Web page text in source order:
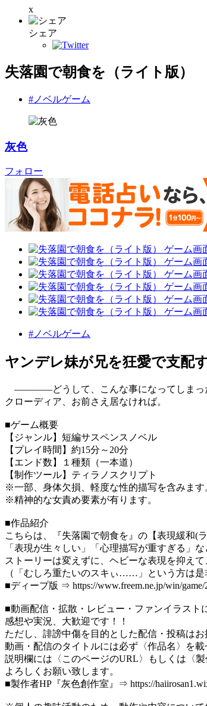
x
シェア
失落園で朝食を（ライト版）
#ノベルゲーム
灰色
フォロー
#ノベルゲーム
ヤンデレ妹が兄を狂愛で支配
――――どうして、こんな事になってしまっ
クローディア、お前さえ居なければ。
■ゲーム概要
【ジャンル】短編サスペンスノベル
【プレイ時間】約15分～20分
【エンド数】１種類（一本道）
【制作ツール】ティラノスクリプト
※一部、身体欠損、軽度な性的描写を含みます
※精神的な女責め要素が有ります。
■作品紹介
こちらは、『失落園で朝食を』の【表現緩和(
「表現が生々しい」「心理描写が重すぎる」
ストーリーは変えずに、ヘビーな表現を抑えて
（「むしろ重たいのスキぃ……」という方は
■ディープ版 ⇒ https://www.freem.ne.jp/win/game/
■動画配信・拡散・レビュー・ファンイラスト
感想や実況、大歓迎です！！
ただし、誹謗中傷を目的とした配信・投稿はお
動画・配信のタイトルには必ず〈作品名〉を載
説明欄には〈このページのURL〉もしくは〈
よろしくお願い致します。
■製作者HP『灰色創作室』⇒ https://